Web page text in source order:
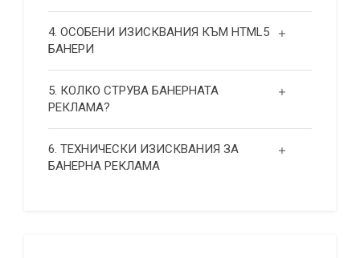
4. ОСОБЕНИ ИЗИСКВАНИЯ КЪМ HTML5
БАНЕРИ
5. КОЛКО СТРУВА БАНЕРНАТА
РЕКЛАМА?
6. ТЕХНИЧЕСКИ ИЗИСКВАНИЯ ЗА
БАНЕРНА РЕКЛАМА